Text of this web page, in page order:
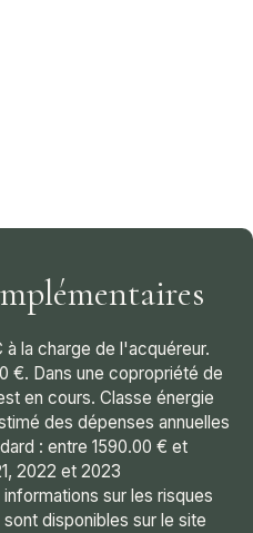
la charge de l'acquéreur.
€. Dans une copropriété de
en cours. Classe énergie
des dépenses annuelles
: entre 1590.00 € et
2022 et 2023
sur les risques
disponibles sur le site